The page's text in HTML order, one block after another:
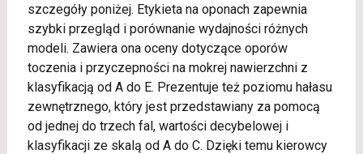
szczegóły poniżej. Etykieta na oponach zapewnia
szybki przegląd i porównanie wydajności różnych
modeli. Zawiera ona oceny dotyczące oporów
toczenia i przyczepności na mokrej nawierzchni z
klasyfikacją od A do E. Prezentuje też poziomu hałasu
zewnętrznego, który jest przedstawiany za pomocą
od jednej do trzech fal, wartości decybelowej i
klasyfikacji ze skalą od A do C. Dzięki temu kierowcy